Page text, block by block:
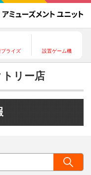
プライズ 設置ゲーム機
リー店